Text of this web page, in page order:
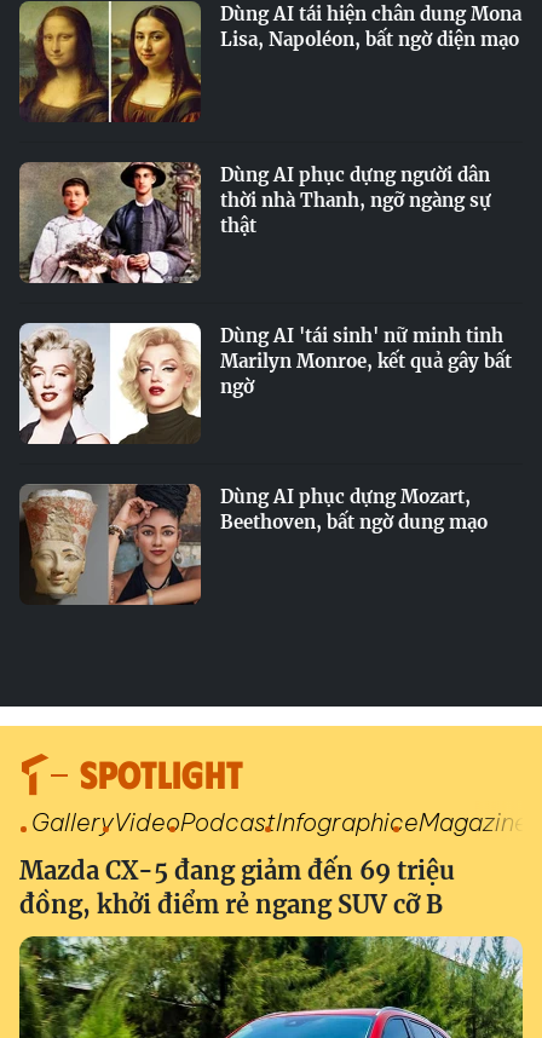
Dùng AI tái hiện chân dung Mona
Lisa, Napoléon, bất ngờ diện mạo
Dùng AI phục dựng người dân
thời nhà Thanh, ngỡ ngàng sự
thật
Dùng AI 'tái sinh' nữ minh tinh
Marilyn Monroe, kết quả gây bất
ngờ
Dùng AI phục dựng Mozart,
Beethoven, bất ngờ dung mạo
SPOTLIGHT
GalleryVideoPodcastInfographiceMagazine
Mazda CX-5 đang giảm đến 69 triệu
đồng, khởi điểm rẻ ngang SUV cỡ B